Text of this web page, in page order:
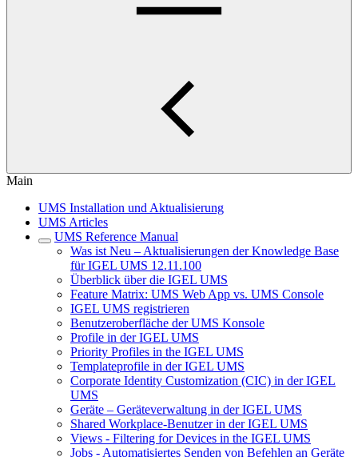
Main
UMS Installation und Aktualisierung
UMS Articles
UMS Reference Manual
Was ist Neu – Aktualisierungen der Knowledge Base
für IGEL UMS 12.11.100
Überblick über die IGEL UMS
Feature Matrix: UMS Web App vs. UMS Console
IGEL UMS registrieren
Benutzeroberfläche der UMS Konsole
Profile in der IGEL UMS
Priority Profiles in the IGEL UMS
Templateprofile in der IGEL UMS
Corporate Identity Customization (CIC) in der IGEL
UMS
Geräte – Geräteverwaltung in der IGEL UMS
Shared Workplace-Benutzer in der IGEL UMS
Views - Filtering for Devices in the IGEL UMS
Jobs - Automatisiertes Senden von Befehlen an Geräte